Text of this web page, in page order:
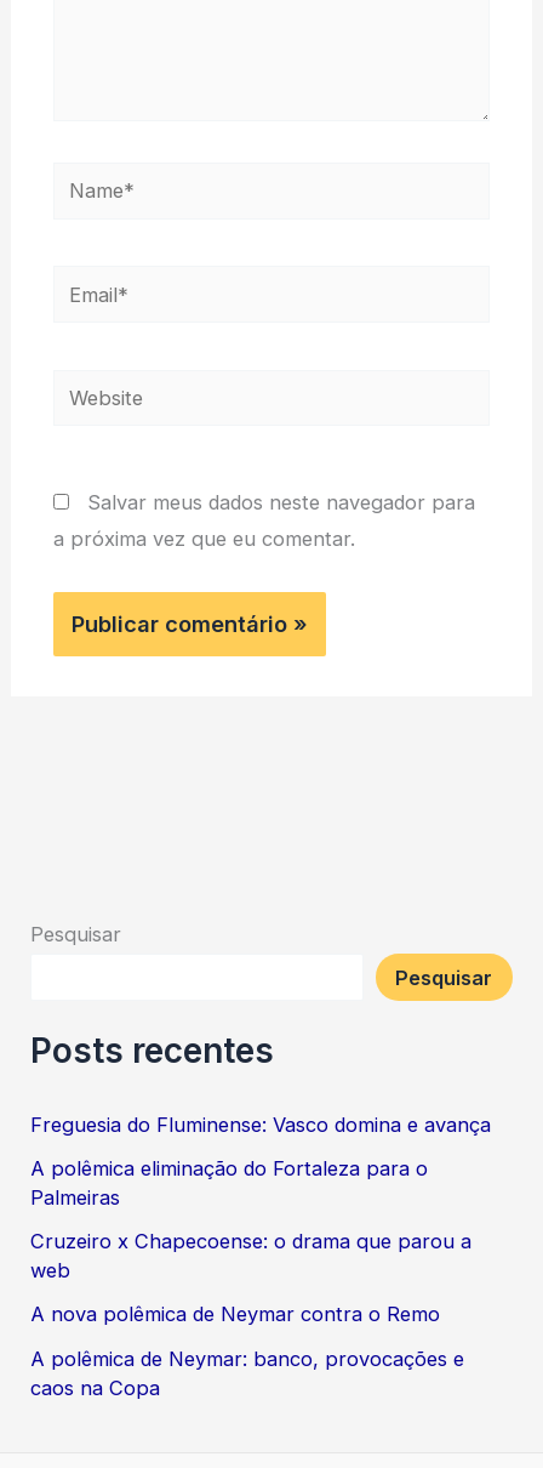
Name*
Email*
Website
Salvar meus dados neste navegador para
a próxima vez que eu comentar.
Pesquisar
Pesquisar
Posts recentes
Freguesia do Fluminense: Vasco domina e avança
A polêmica eliminação do Fortaleza para o
Palmeiras
Cruzeiro x Chapecoense: o drama que parou a
web
A nova polêmica de Neymar contra o Remo
A polêmica de Neymar: banco, provocações e
caos na Copa